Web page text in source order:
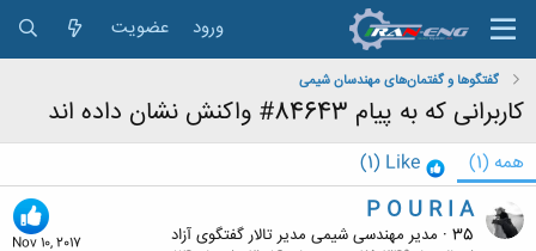
ورود عضویت
گفتگوها و گفتمان‌های مهندسان شیمی
کاربرانی که به پیام 84643# واکنش نشان داده اند
همه (1)
Like
(1)
Nov 10, 2017
P O U R I A
مدیر مهندسی شیمی مدیر تالار گفتگوی آزاد · 35